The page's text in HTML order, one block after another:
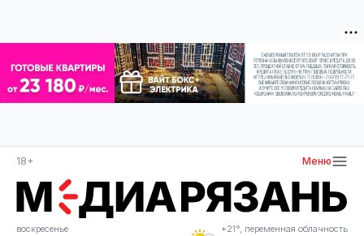
18+ Меню
воскресенье
+21°, переменная облачность